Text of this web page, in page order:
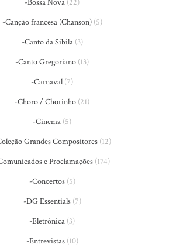
-Bossa Nova (22)
-Canção francesa (Chanson)(5)
-Canto da Sibila(3)
-Canto Gregoriano (13)
-Carnaval (7)
-Choro / Chorinho (21)
-Cinema (5)
Grandes Compositores(12)
e Proclamações(174)
-Concertos(5)
-DG Essentials(7)
-Eletrônica (3)
-Entrevistas(10)